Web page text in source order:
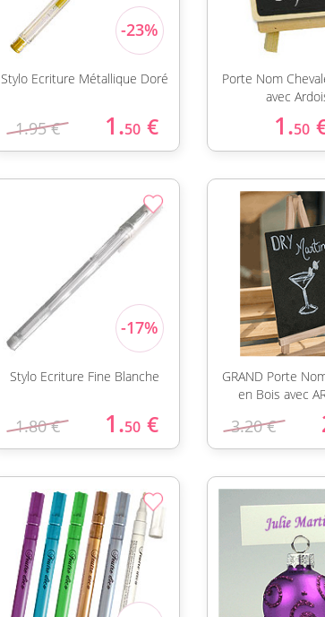
Stylo Ecriture Métallique Doré
1.95 € 1.50 €
Porte Nom
avec
1.50
Stylo Ecriture Fine Blanche
1.80 € 1.50 €
GRAND Porte
en Bois avec
3.20 €